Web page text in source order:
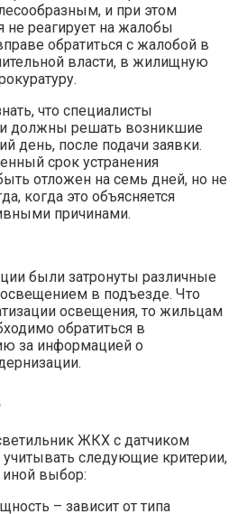
и при этом
реагирует на жалобы
обратиться с жалобой в
власти, в жилищную
что специалисты
должны решать возникшие
день, после подачи заявки.
срок устранения
отложен на семь дней, но не
когда это объясняется
причинами.
были затронуты различные
в подъезде. Что
освещения, то жильцам
обратиться в
за информацией о
ЖКХ с датчиком
следующие критерии,
выбор:
– зависит от типа